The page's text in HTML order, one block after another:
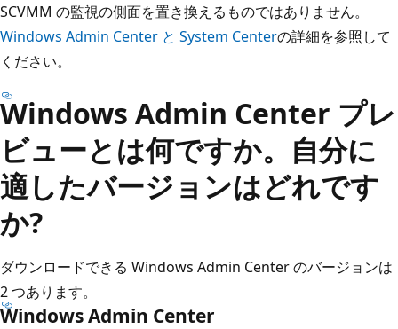
SCVMM の監視の側面を置き換えるものではありません。
Windows Admin Center と System Centerの詳細を参照して
ください。
Windows Admin Center プレ
ビューとは何ですか。自分に
適したバージョンはどれです
か?
ダウンロードできる Windows Admin Center のバージョンは
2 つあります。
Windows Admin Center